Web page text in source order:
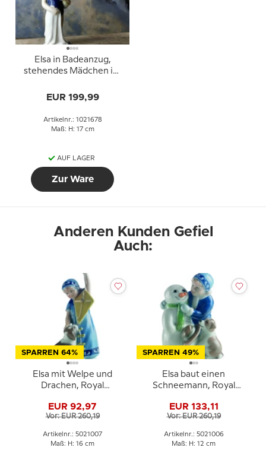
Elsa in Badeanzug,
stehendes Mädchen im
EUR 199,99
Artikelnr.: 1021678
Maß: H: 17 cm
AUF LAGER
Zur Ware
Anderen Kunden Gefiel
Auch:
SPARREN 64%
Elsa mit Welpe und
Drachen, Royal
007
EUR 92,97
Vor: EUR 260,19
Artikelnr.: 5021007
Maß: H: 16 cm
SPARREN 49%
Elsa baut einen
Schneemann, Royal
006
EUR 133,11
Vor: EUR 260,19
Artikelnr.: 5021006
Maß: H: 12 cm